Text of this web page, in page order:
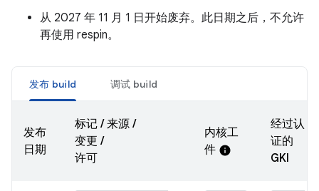
从 2027 年 11 月 1 日开始废弃。此日期之后，不允许
再使用 respin。
发布 build 调试 build
发布
日期
标记 / 来源 /
变更 /
许可
内核工
件 info
经过认
证的
GKI